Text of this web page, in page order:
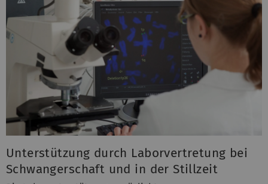
Unterstützung durch Laborvertretung bei
Schwangerschaft und in der Stillzeit